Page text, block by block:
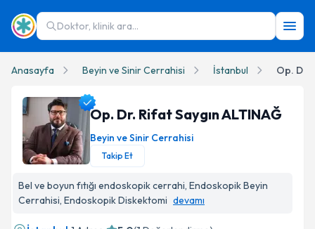
Doktor, klinik ara...
Anasayfa Beyin ve Sinir Cerrahisi İstanbul Op. Dr.
Op. Dr. Rifat Saygın ALTINAĞ
Beyin ve Sinir Cerrahisi
Takip Et
Bel ve boyun fıtığı endoskopik cerrahi, Endoskopik Beyin
Cerrahisi, Endoskopik Diskektomi devamı